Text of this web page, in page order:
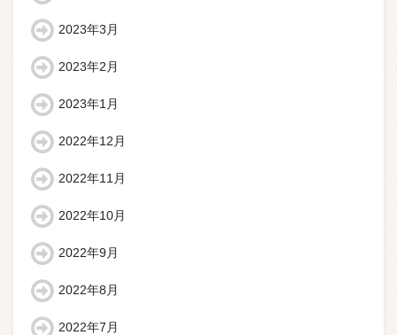
2023年3月
2023年2月
2023年1月
2022年12月
2022年11月
2022年10月
2022年9月
2022年8月
2022年7月